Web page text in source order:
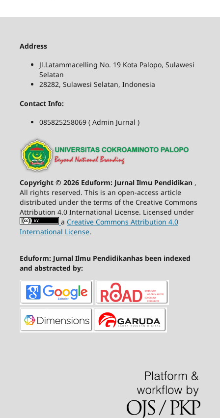
Address
Jl.Latammacelling No. 19 Kota Palopo, Sulawesi
Selatan
28282, Sulawesi Selatan, Indonesia
Contact Info:
085825258069 ( Admin Jurnal )
Copyright © 2026 Eduform: Jurnal Ilmu Pendidikan ,
All rights reserved. This is an open-access article
distributed under the terms of the Creative Commons
Attribution 4.0 International License. Licensed under
a Creative Commons Attribution 4.0
International License.
Eduform: Jurnal Ilmu Pendidikanhas been indexed
and abstracted by: